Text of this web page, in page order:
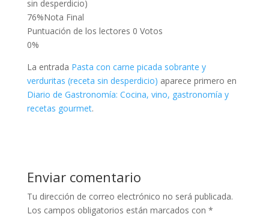
sin desperdicio)
76%Nota Final
Puntuación de los lectores 0 Votos
0%
La entrada Pasta con carne picada sobrante y
verduritas (receta sin desperdicio) aparece primero en
Diario de Gastronomía: Cocina, vino, gastronomía y
recetas gourmet.
Enviar comentario
Tu dirección de correo electrónico no será publicada.
Los campos obligatorios están marcados con *